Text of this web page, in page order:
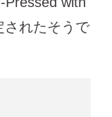
されたそうで